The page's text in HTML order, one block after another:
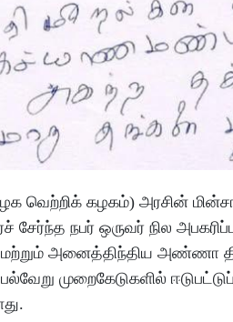
வெற்றிக் கழகம்) அரசின்
நபர் ஒருவர் நில
மற்றும் அனைத்திந்திய அண்ணா
முறைகேடுகளில்